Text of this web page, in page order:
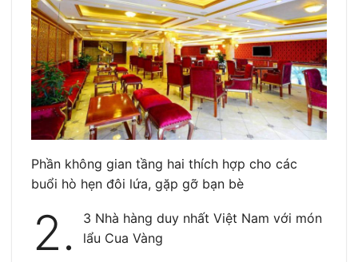
Phần không gian tầng hai thích hợp cho các
buổi hò hẹn đôi lứa, gặp gỡ bạn bè
2.
3 Nhà hàng duy nhất Việt Nam với món
lẩu Cua Vàng